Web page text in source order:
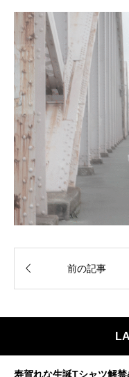
 前の記事
寿賀れな生誕Tシャツ解